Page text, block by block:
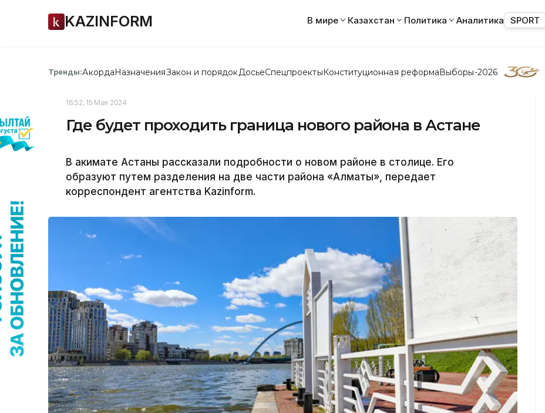
KAZINFORM В мире Казахстан Политика Аналитика SPORT
Тренды:АкордаНазначенияЗакон и порядок ДосьеСпецпроектыКонституционная реформаВыборы-2026
16:52, 15 Мая 2024
Где будет проходить граница нового района в Астане
В акимате Астаны рассказали подробности о новом районе в столице. Его
образуют путем разделения на две части района «Алматы», передает
корреспондент агентства Kazinform.